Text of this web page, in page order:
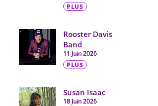
PLUS
Rooster Davis
Band
11 Juin 2026
PLUS
Susan Isaac
18 Juin 2026